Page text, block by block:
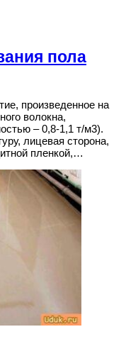
пола
произведенное на
волокна,
– 0,8-1,1 т/м3).
лицевая сторона,
пленкой,…